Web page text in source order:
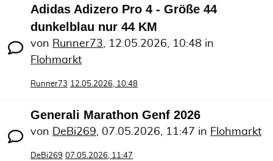
Adidas Adizero Pro 4 - Größe 44
dunkelblau nur 44 KM
von Runner73, 12.05.2026, 10:48 in
Flohmarkt
Runner73 12.05.2026, 10:48
Generali Marathon Genf 2026
von DeBi269, 07.05.2026, 11:47 in Flohmarkt
DeBi269 07.05.2026, 11:47